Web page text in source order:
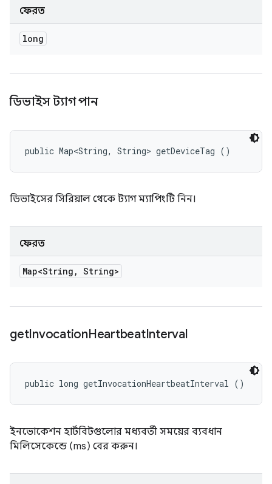
ফেরত
long
ডিভাইস ট্যাগ পান
public Map<String, String> getDeviceTag ()
ডিভাইসের সিরিয়াল থেকে ট্যাগ ম্যাপিংটি নিন।
ফেরত
Map<String , String>
getInvocationHeartbeatInterval
public long getInvocationHeartbeatInterval ()
ইনভোকেশন হার্টবিটগুলোর মধ্যবর্তী সময়ের ব্যবধান
মিলিসেকেন্ডে (ms) বের করুন।